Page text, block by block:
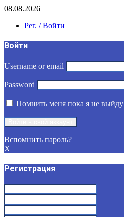
08.08.2026
Рег. / Войти
Войти
Username or email
Password
Помнить меня пока я не выйду
Вспомнить пароль?
X
Регистрация